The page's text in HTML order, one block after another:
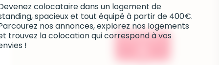
colocataire dans un logement de
spacieux et tout équipé à partir de 400€.
nos annonces, explorez nos logements
trouvez la colocation qui correspond à vos
!
Colocations :